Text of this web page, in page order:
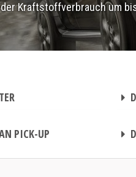
Kraftstoffverbrauch um
PICK-UP